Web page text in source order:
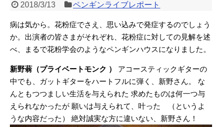
2018/3/13 ペンギンライブレポート
病は気から。花粉症でさえ、思い込みで発症するのでしょう
か。出演者の皆さまがそれぞれ、花粉症に対しての見解を述
べ、まるで花粉学会のようなペンギンハウスになりました。
新野蓊（プライベートモンク ）
アコースティックギターの
中でも、ガットギターをハートフルに弾く、新野さん。
な
んともつつましい生活を与えられた 求めたものは何一つ与
えられなかったが 願いは与えられて、叶った （というよ
うな内容だった）
絶対誠実な方に違いない、新野さん！